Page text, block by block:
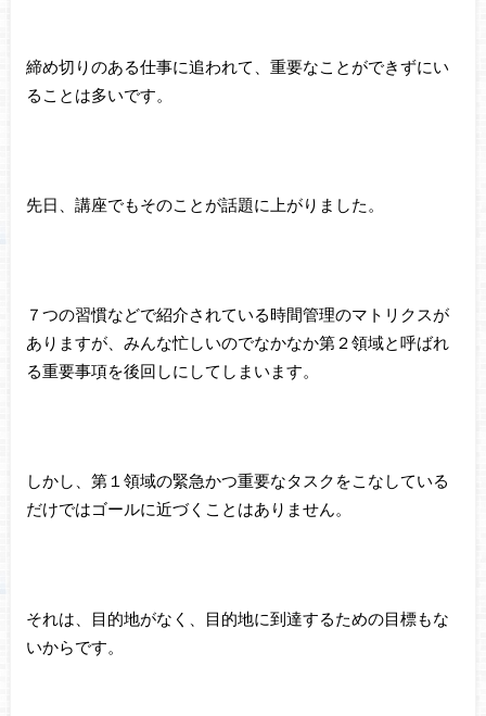
締め切りのある仕事に追われて、重要なことができずにい
ることは多いです。
先日、講座でもそのことが話題に上がりました。
７つの習慣などで紹介されている時間管理のマトリクスが
ありますが、みんな忙しいのでなかなか第２領域と呼ばれ
る重要事項を後回しにしてしまいます。
しかし、第１領域の緊急かつ重要なタスクをこなしている
だけではゴールに近づくことはありません。
それは、目的地がなく、目的地に到達するための目標もな
いからです。